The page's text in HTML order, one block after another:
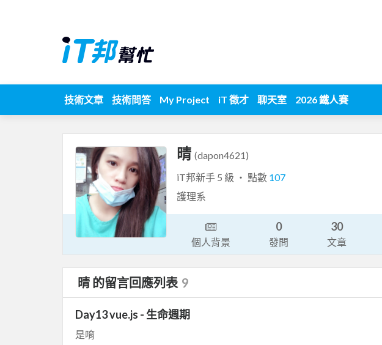
技術文章 技術問答 My Project iT 徵才 聊天室 2026 鐵人賽
晴 (dapon4621)
iT邦新手 5 級 ‧ 點數 107
護理系
個人背景
0
發問
30
文章
晴 的留言回應列表 9
Day13 vue.js - 生命週期
是唷